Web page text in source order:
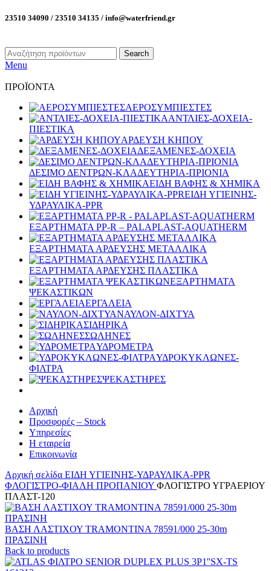
23510 34090 / 23510 34135 / info@waterfriend.gr
Search
Menu
ΠΡΟΪΟΝΤΑ
ΑΕΡΟΣΥΜΠΙΕΣΤΕΣ
ΑΝΤΛΙΕΣ-ΔΟΧΕΙΑ-
ΠΙΕΣΤΙΚΑ
ΑΡΔΕΥΣΗ ΚΗΠΟΥ
ΔΕΞΑΜΕΝΕΣ-ΔΟΧΕΙΑ
ΔΕΣΙΜΟ ΔΕΝΤΡΩΝ-ΚΛΑΔΕΥΤΗΡΙΑ-ΠΡΙΟΝΙΑ
ΕΙΔΗ ΒΑΦΗΣ & ΧΗΜΙΚΑ
ΕΙΔΗ ΥΓΙΕΙΝΗΣ-
ΥΔΡΑΥΛΙΚΑ-PPR
ΕΞΑΡΤΗΜΑΤΑ PP-R – PALAPLAST-AQUATHERM
ΕΞΑΡΤΗΜΑΤΑ ΑΡΔΕΥΣΗΣ ΜΕΤΑΛΛΙΚΑ
ΕΞΑΡΤΗΜΑΤΑ ΑΡΔΕΥΣΗΣ ΠΛΑΣΤΙΚΑ
ΕΞΑΡΤΗΜΑΤΑ
ΨΕΚΑΣΤΙΚΩΝ
ΕΡΓΑΛΕΙΑ
ΝΑΥΛΟΝ-ΔΙΧΤΥΑ
ΣΙΔΗΡΙΚΑ
ΣΩΛΗΝΕΣ
ΥΔΡΟΜΕΤΡΑ
ΥΔΡΟΚΥΚΛΩΝΕΣ-
ΦΙΛΤΡΑ
ΨΕΚΑΣΤΗΡΕΣ
Αρχική
Προσφορές – Stock
Υπηρεσίες
Η εταιρεία
Επικοινωνία
Αρχική σελίδα ΕΙΔΗ ΥΓΙΕΙΝΗΣ-ΥΔΡΑΥΛΙΚΑ-PPR
ΦΛΟΓΙΣΤΡΟ-ΦΙΑΛΗ ΠΡΟΠΑΝΙΟΥ ΦΛΟΓΙΣΤΡΟ ΥΓΡΑΕΡΙΟΥ
ΠΛΑΣΤ-120
ΒΑΣΗ ΛΑΣΤΙΧΟΥ TRAMONTINA 78591/000 25-30m
ΠΡΑΣΙΝΗ
Back to products